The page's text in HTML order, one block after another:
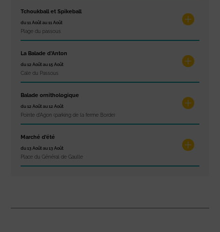
Tchoukball et Spikeball
du 11 Août au 11 Août
Plage du passous
La Balade d’Anton
du 12 Août au 15 Août
Cale du Passous
Balade ornithologique
du 12 Août au 12 Août
Pointe d'Agon (parking de la ferme Borde)
Marché d’été
du 13 Août au 13 Août
Place du Général de Gaulle